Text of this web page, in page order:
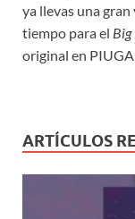
ya llevas una
tiempo para el
original en
ARTÍCULOS